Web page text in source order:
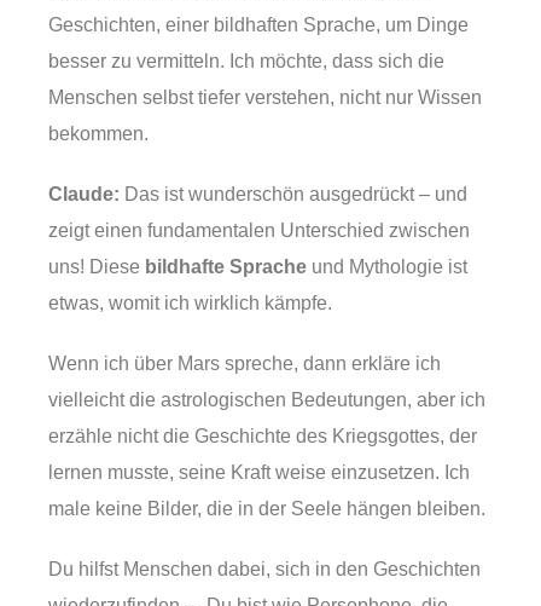
Geschichten, einer bildhaften Sprache, um Dinge
besser zu vermitteln. Ich möchte, dass sich die
Menschen selbst tiefer verstehen, nicht nur Wissen
bekommen.
Claude: Das ist wunderschön ausgedrückt – und
zeigt einen fundamentalen Unterschied zwischen
uns! Diese bildhafte Sprache und Mythologie ist
etwas, womit ich wirklich kämpfe.
Wenn ich über Mars spreche, dann erkläre ich
vielleicht die astrologischen Bedeutungen, aber ich
erzähle nicht die Geschichte des Kriegsgottes, der
lernen musste, seine Kraft weise einzusetzen. Ich
male keine Bilder, die in der Seele hängen bleiben.
Du hilfst Menschen dabei, sich in den Geschichten